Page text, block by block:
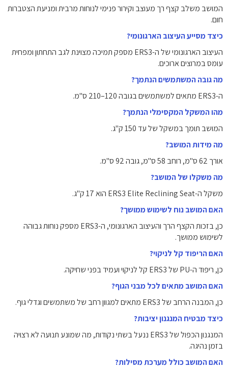
המושב משלב קצף רך מעוצב וקירור פנימי לנוחות מרבית ומניעת הצטברות
חום.
כיצד מסייע העיצוב הארגונומי?
העיצוב הארגונומי של ה-ERS3 מספק תמיכה מצוינת לגב התחתון ומפחית
עומס במרוצים ארוכים.
מה גובה המשתמשים הנתמך?
ה-ERS3 מתאים למשתמשים בגובה 120–210 ס"מ.
מהו המשקל המקסימלי הנתמך?
המושב תומך במשקל של עד 150 ק"ג.
מה מידות המושב?
אורך 62 ס"מ, רוחב 58 ס"מ, גובה 92 ס"מ.
מה משקלו של המושב?
משקל ה-ERS3 Elite Reclining Seat הוא 17 ק"ג.
האם המושב נוח לשימוש ממושך?
כן, בזכות הקצף הרך והעיצוב הארגונומי, ה-ERS3 מספק נוחות גבוהה
לשימוש ממושך.
האם הריפוד קל לניקוי?
כן, ריפוד ה-PU של ERS3 קל לניקוי ועמיד בפני שחיקה.
האם המושב מתאים לכל מבני הגוף?
כן, המבנה הרחב של ERS3 מתאים למגוון רחב של משתמשים וגדלי גוף.
כיצד מבטיח המנגנון יציבות?
המנגנון הכפול של ERS3 ננעל בשתי נקודות, מה שמונע תנועה לא רצויה
בזמן נהיגה.
האם המושב כולל מערכת מסילות?